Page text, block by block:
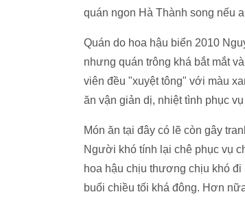
quán ngon Hà Thành song nếu
Quán do hoa hậu biển 2010
nhưng quán trông khá bắt mắt
viên đều "xuyệt tông" với màu
ăn vận giản dị, nhiệt tình phục
Món ăn tại đây có lẽ còn gây
Người khó tính lại chê phục vụ
hoa hậu chịu thương chịu khó
buổi chiều tối khá đông. Hơn